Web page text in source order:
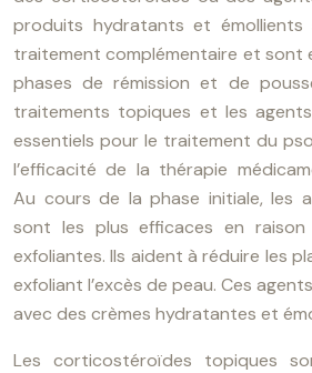
produits hydratants et émollients
traitement complémentaire et sont
phases de rémission et de
traitements topiques et les
essentiels pour le traitement du
l’efficacité de la thérapie
Au cours de la phase initiale, les
sont les plus efficaces en
exfoliantes. Ils aident à réduire les
exfoliant l’excès de peau. Ces
avec des crèmes hydratantes et
Les corticostéroïdes topiques